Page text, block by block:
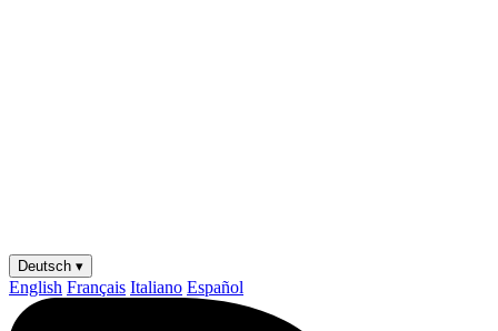
Deutsch ▾
English Français Italiano Español